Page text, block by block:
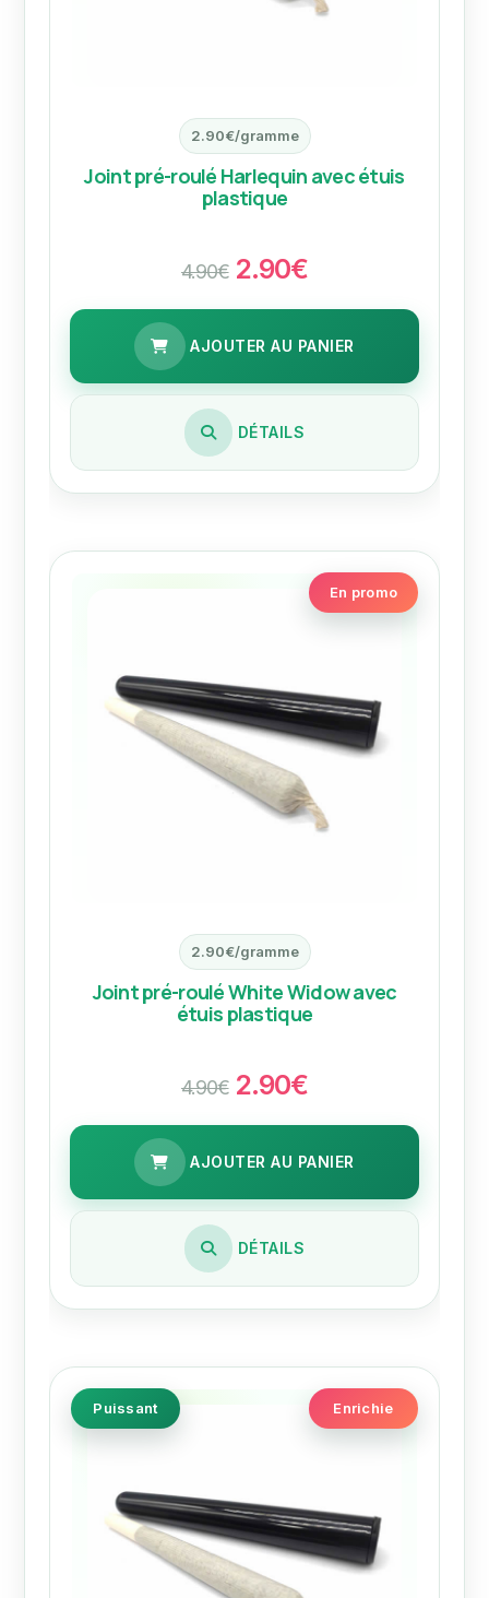
2.90€/gramme
Joint pré-roulé Harlequin avec étuis
plastique
4.90€ 2.90€
AJOUTER AU PANIER
DÉTAILS
En promo
2.90€/gramme
Joint pré-roulé White Widow avec
étuis plastique
4.90€ 2.90€
AJOUTER AU PANIER
DÉTAILS
Enrichie
Puissant